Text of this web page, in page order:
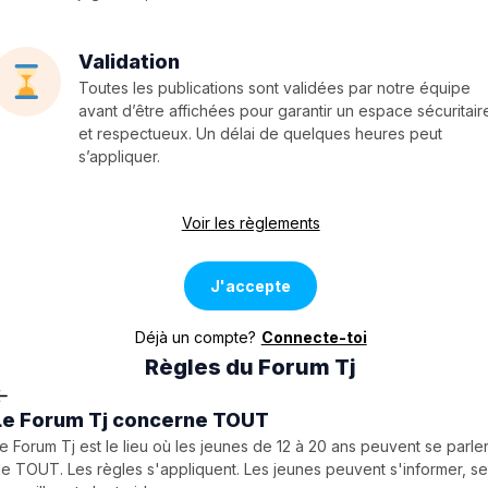
Validation
Toutes les publications sont validées par notre équipe
avant d’être affichées pour garantir un espace
et respectueux. Un délai de quelques heures peut
s’appliquer.
Voir les règlements
J'accepte
Déjà un compte? Connecte-toi
Règles du Forum Tj
Forum Tj concerne TOUT
Forum Tj est le lieu où les jeunes de 12 à 20 ans peuvent se
TOUT. Les règles s'appliquent. Les jeunes peuvent s'informer, se